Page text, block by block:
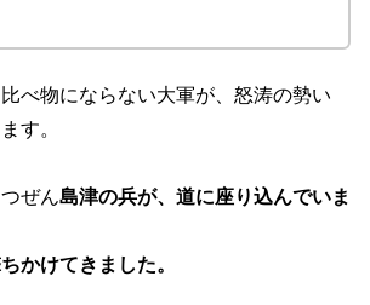
べ物にならない大軍が、怒涛の勢い
す。
ぜん島津の兵が、道に座り込んでいま
かけてきました。